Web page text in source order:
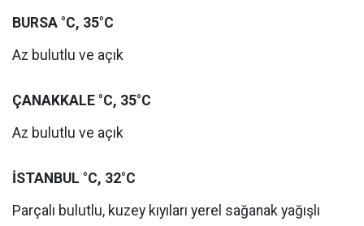
BURSA °C, 35°C
Az bulutlu ve açık
ÇANAKKALE °C, 35°C
Az bulutlu ve açık
İSTANBUL °C, 32°C
Parçalı bulutlu, kuzey kıyıları yerel sağanak yağışlı